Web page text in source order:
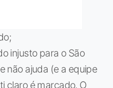
injusto para o São
não ajuda (e a equipe
claro é marcado. O